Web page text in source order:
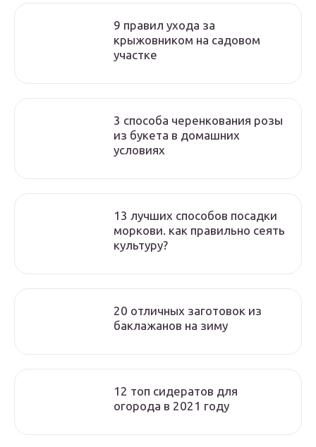
9 правил ухода за
крыжовником на садовом
участке
3 способа черенкования розы
из букета в домашних
условиях
13 лучших способов посадки
моркови. как правильно сеять
культуру?
20 отличных заготовок из
баклажанов на зиму
12 топ сидератов для
огорода в 2021 году